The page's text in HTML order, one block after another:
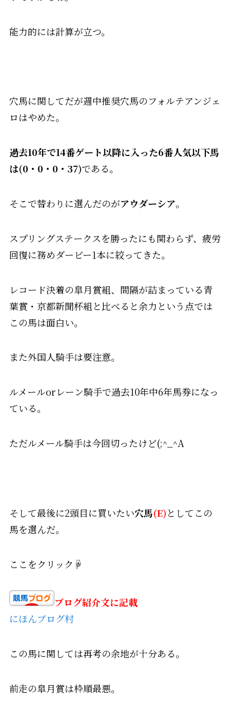
能力的には計算が立つ。
穴馬に関してだが週中推奨穴馬のフォルテアンジェ
ロはやめた。
過去10年で14番ゲート以降に入った6番人気以下馬
は(0・0・0・37)である。
そこで替わりに選んだのがアウダーシア。
スプリングステークスを勝ったにも関わらず、疲労
回復に務めダービー1本に絞ってきた。
レコード決着の皐月賞組、間隔が詰まっている青
葉賞・京都新聞杯組と比べると余力という点では
この馬は面白い。
また外国人騎手は要注意。
ルメールorレーン騎手で過去10年中6年馬券になっ
ている。
ただルメール騎手は今回切ったけど(;^_^A
そして最後に2頭目に買いたい穴馬(E)としてこの
馬を選んだ。
ここをクリック☟
ブログ紹介文に記載
にほんブログ村
この馬に関しては再考の余地が十分ある。
前走の皐月賞は枠順最悪。